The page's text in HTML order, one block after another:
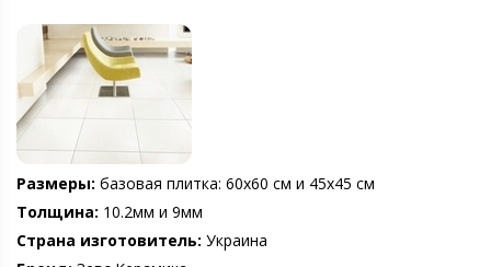
Размеры: базовая плитка: 60х60 см и 45х45 см
Толщина: 10.2мм и 9мм
Страна изготовитель: Украина